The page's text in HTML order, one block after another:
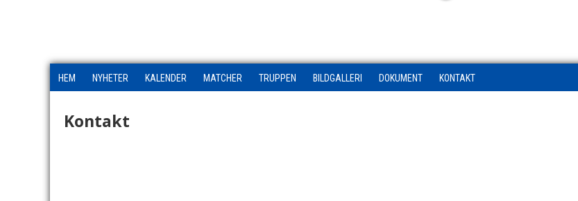
HEM NYHETER KALENDER MATCHER TRUPPEN BILDGALLERI DOKUMENT KONTAKT
Kontakt